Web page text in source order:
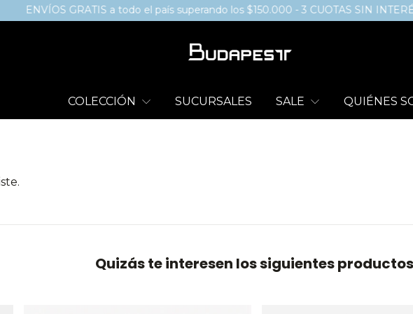
ENVÍOS GRATIS a todo el país superando los $150.000 - 3 CUOTAS SIN INTERÉS /
COLECCIÓN SUCURSALES SALE QUIÉNES
Quizás te interesen los siguientes